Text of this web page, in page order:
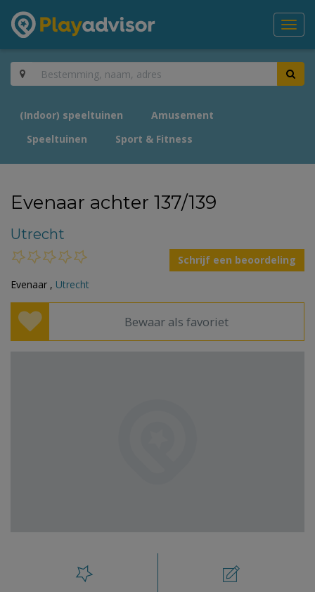
(Indoor) speeltuinen
Amusement
Speeltuinen
Sport & Fitness
Evenaar achter 137/139
Utrecht
Schrijf een beoordeling
Evenaar , Utrecht
Bewaar als favoriet